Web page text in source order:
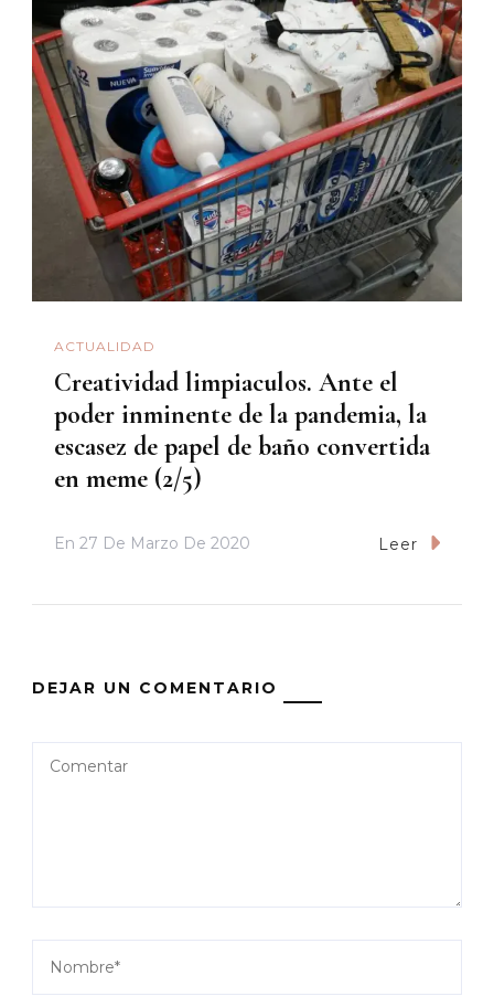
ACTUALIDAD
Creatividad limpiaculos. Ante el
poder inminente de la pandemia, la
escasez de papel de baño convertida
en meme (2/5)
En 27 De Marzo De 2020 Leer
DEJAR UN COMENTARIO